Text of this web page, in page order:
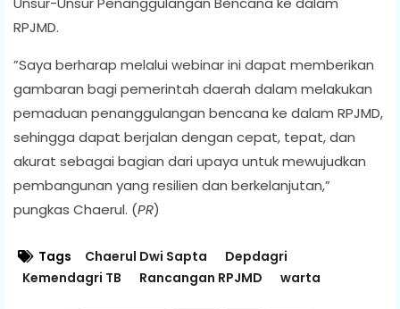
RPJMD.
”Saya berharap melalui webinar ini dapat memberikan
gambaran bagi pemerintah daerah dalam melakukan
pemaduan penanggulangan bencana ke dalam RPJMD,
sehingga dapat berjalan dengan cepat, tepat, dan
akurat sebagai bagian dari upaya untuk mewujudkan
pembangunan yang resilien dan berkelanjutan,”
pungkas Chaerul. (PR)
Tags Chaerul Dwi Sapta
Depdagri
Kemendagri TB
Rancangan RPJMD warta